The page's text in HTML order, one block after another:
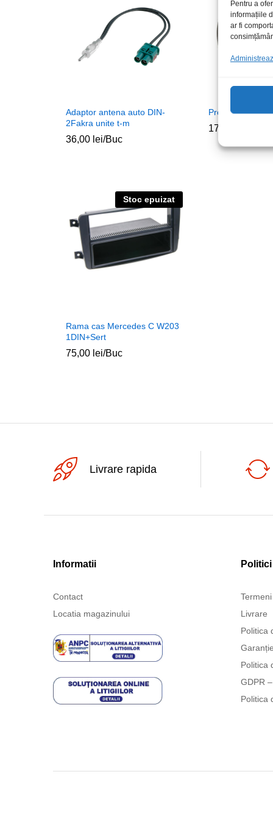
Pentru a
informațiile
ar fi
Adaptor antena auto DIN-
2Fakra unite t-m
36,00 lei/Buc
Protectie
17,00
Stoc epuizat
Rama cas Mercedes C W203
1DIN+Sert
75,00 lei/Buc
Livrare rapida
Informatii
Contact
Locatia magazinului
Politici
Livrare
Politica
Politica
GDPR
Politica